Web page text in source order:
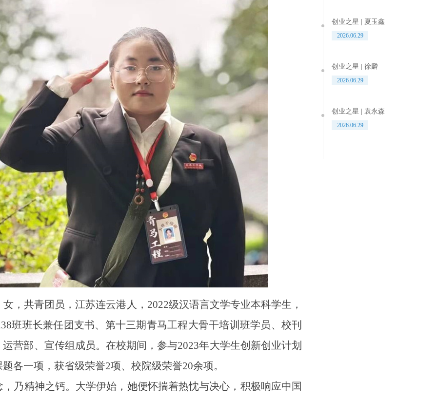
，共青团员，江苏连云港人，2022级汉语言文学专业本科学生，
班班长兼任团支书、第十三期青马工程大骨干培训班学员、校刊
营部、宣传组成员。在校期间，参与2023年大学生创新创业计划
各一项，获省级荣誉2项、校院级荣誉20余项。
，乃精神之钙。大学伊始，她便怀揣着热忱与决心，积极响应中国
创业之星 | 夏玉鑫
2026.06.29
创业之星 | 徐麟
2026.06.29
创业之星 | 袁永森
2026.06.29